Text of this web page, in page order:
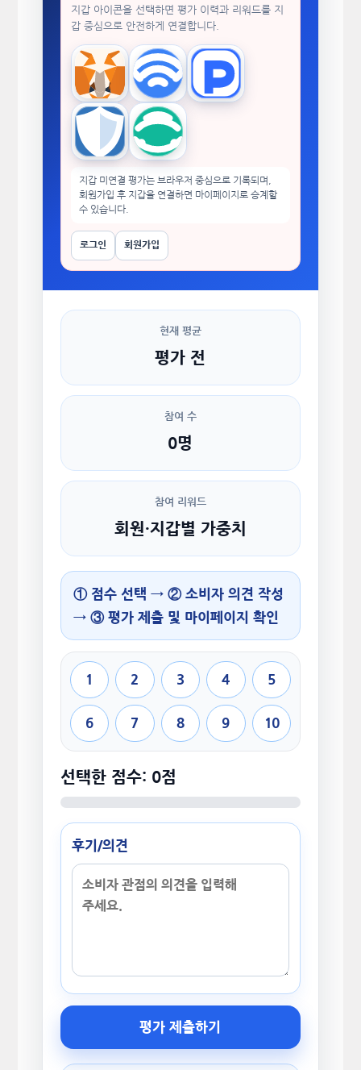
지갑 아이콘을 선택하면 평가 이력과 리워드를 지
갑 중심으로 안전하게 연결합니다.
MetaMask WalletConnectTokenPocket
Trust Wallet imToken
지갑 미연결 평가는 브라우저 중심으로 기록되며,
회원가입 후 지갑을 연결하면 마이페이지로 승계할
수 있습니다.
로그인 회원가입
현재 평균
평가 전
참여 수
0명
참여 리워드
회원·지갑별 가중치
① 점수 선택 → ② 소비자 의견 작성
→ ③ 평가 제출 및 마이페이지 확인
1 2 3 4 5
6 7 8 9 10
선택한 점수: 0점
후기/의견
평가 제출하기